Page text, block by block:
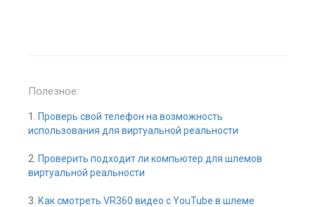
Полезное:
1.
Проверь свой телефон на возможность
использования для виртуальной реальности
2. Проверить подходит ли компьютер для шлемов
виртуальной реальности
3. Как смотреть VR360 видео с YouTube в шлеме